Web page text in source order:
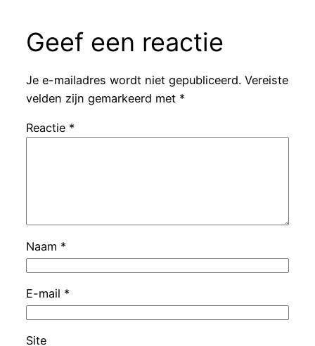
Geef een reactie
Je e-mailadres wordt niet gepubliceerd. Vereiste
velden zijn gemarkeerd met *
Reactie *
Naam *
E-mail *
Site